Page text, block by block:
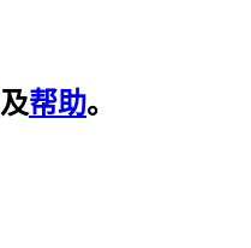
及帮助。